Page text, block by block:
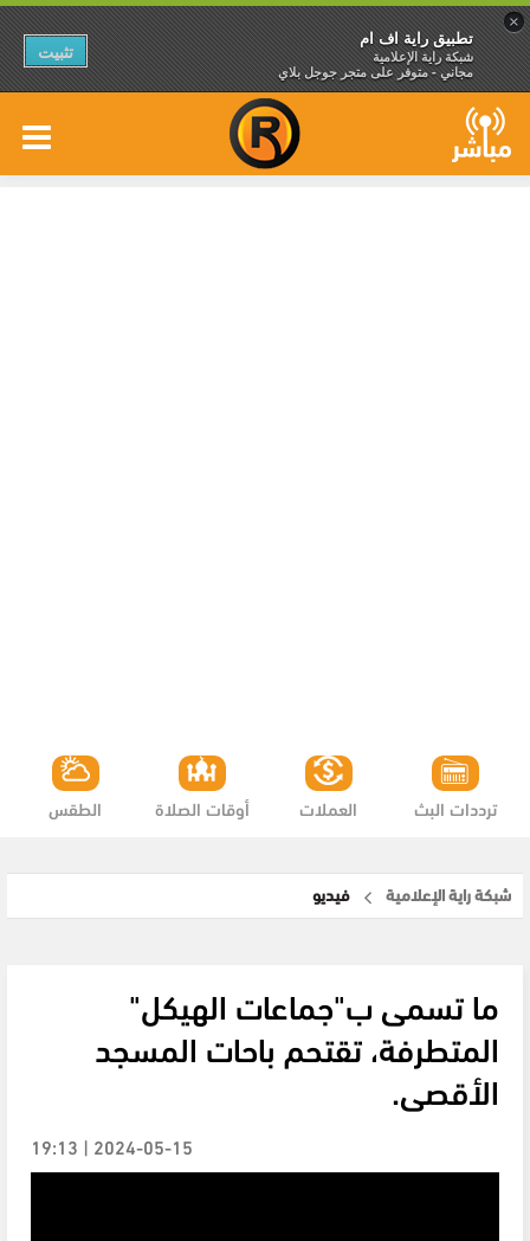
×
تطبيق راية اف ام
شبكة راية الإعلامية
مجاني - متوفر على متجر جوجل بلاي
تثبيت
الطقس أوقات الصلاة العملات ترددات البث
شبكة راية الإعلامية فيديو
ما تسمى ب"جماعات الهيكل"
المتطرفة، تقتحم باحات المسجد
الأقصى.
2024-05-15 | 19:13